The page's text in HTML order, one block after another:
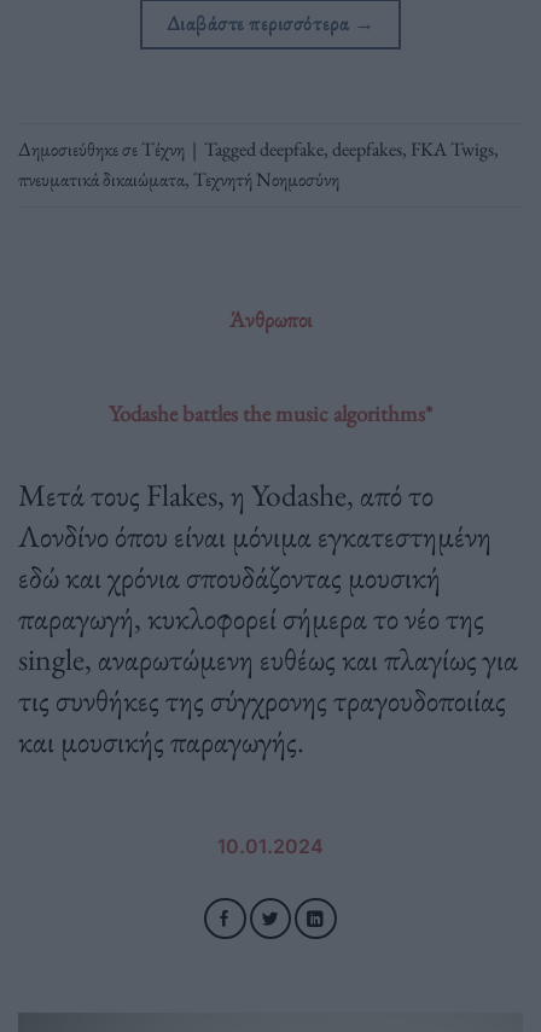
Διαβάστε περισσότερα →
Δημοσιεύθηκε σεΤέχνη | Taggeddeepfake,deepfakes, FKA Twigs,
πνευματικά δικαιώματα, Τεχνητή Νοημοσύνη
Άνθρωποι
Yodashe battles the music algorithms*
Μετά τους Flakes, η Yodashe, από το
Λονδίνο όπου είναι μόνιμα εγκατεστημένη
εδώ και χρόνια σπουδάζοντας μουσική
παραγωγή, κυκλοφορεί σήμερα το νέο της
single, αναρωτώμενη ευθέως και πλαγίως για
τις συνθήκες της σύγχρονης τραγουδοποιίας
και μουσικής παραγωγής.
10.01.2024